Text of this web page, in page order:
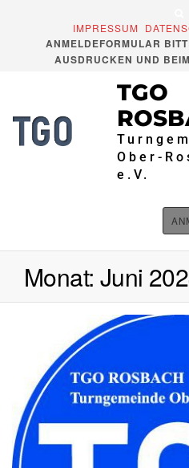
IMPRESSUM
ANMELDEFORMULAR
AUSDRUCKEN UND
TGO
Ober-
e.V.
Monat: Juni